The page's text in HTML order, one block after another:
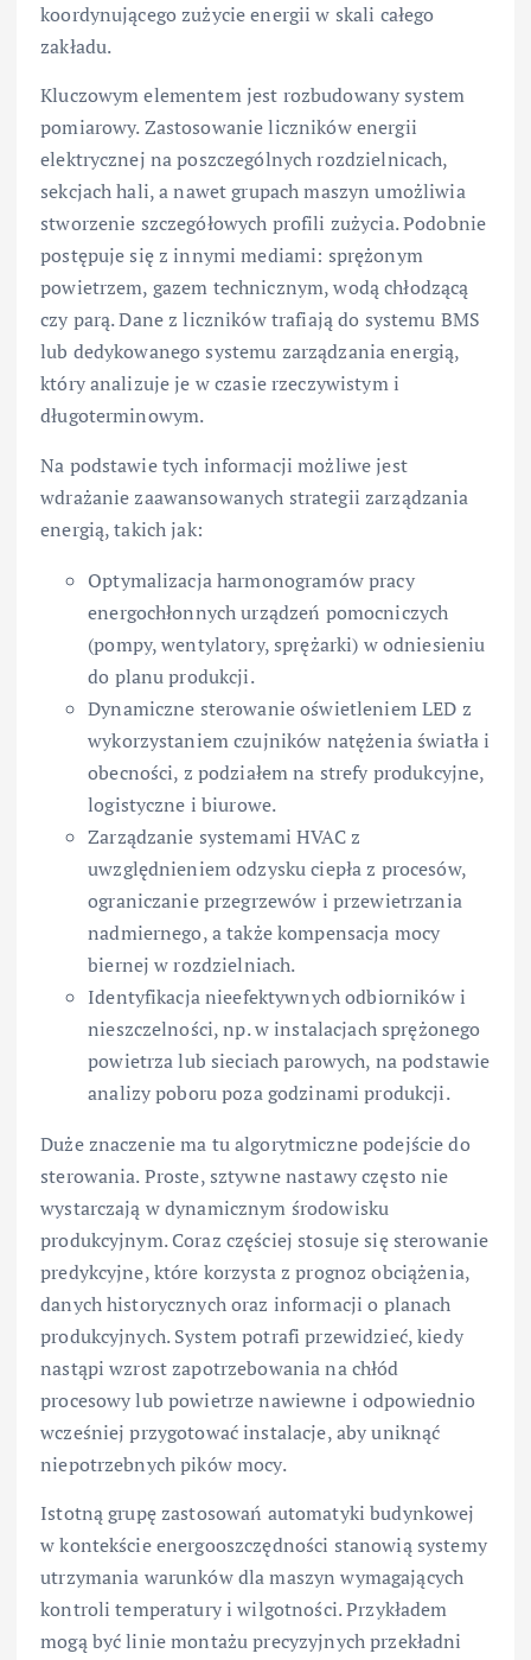
koordynującego zużycie energii w skali całego
zakładu.
Kluczowym elementem jest rozbudowany system
pomiarowy. Zastosowanie liczników energii
elektrycznej na poszczególnych rozdzielnicach,
sekcjach hali, a nawet grupach maszyn umożliwia
stworzenie szczegółowych profili zużycia. Podobnie
postępuje się z innymi mediami: sprężonym
powietrzem, gazem technicznym, wodą chłodzącą
czy parą. Dane z liczników trafiają do systemu BMS
lub dedykowanego systemu zarządzania energią,
który analizuje je w czasie rzeczywistym i
długoterminowym.
Na podstawie tych informacji możliwe jest
wdrażanie zaawansowanych strategii zarządzania
energią, takich jak:
Optymalizacja harmonogramów pracy
energochłonnych urządzeń pomocniczych
(pompy, wentylatory, sprężarki) w odniesieniu
do planu produkcji.
Dynamiczne sterowanie oświetleniem LED z
wykorzystaniem czujników natężenia światła i
obecności, z podziałem na strefy produkcyjne,
logistyczne i biurowe.
Zarządzanie systemami HVAC z
uwzględnieniem odzysku ciepła z procesów,
ograniczanie przegrzewów i przewietrzania
nadmiernego, a także kompensacja mocy
biernej w rozdzielniach.
Identyfikacja nieefektywnych odbiorników i
nieszczelności, np. w instalacjach sprężonego
powietrza lub sieciach parowych, na podstawie
analizy poboru poza godzinami produkcji.
Duże znaczenie ma tu algorytmiczne podejście do
sterowania. Proste, sztywne nastawy często nie
wystarczają w dynamicznym środowisku
produkcyjnym. Coraz częściej stosuje się sterowanie
predykcyjne, które korzysta z prognoz obciążenia,
danych historycznych oraz informacji o planach
produkcyjnych. System potrafi przewidzieć, kiedy
nastąpi wzrost zapotrzebowania na chłód
procesowy lub powietrze nawiewne i odpowiednio
wcześniej przygotować instalacje, aby uniknąć
niepotrzebnych pików mocy.
Istotną grupę zastosowań automatyki budynkowej
w kontekście energooszczędności stanowią systemy
utrzymania warunków dla maszyn wymagających
kontroli temperatury i wilgotności. Przykładem
mogą być linie montażu precyzyjnych przekładni